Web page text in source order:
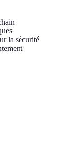
la sécurité